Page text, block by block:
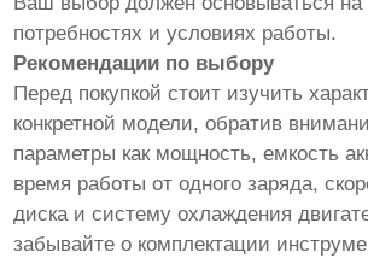
потребностях и условиях работы.
Рекомендации по выбору
Перед покупкой стоит изучить
конкретной модели, обратив
параметры как мощность, емкость
время работы от одного заряда,
диска и систему охлаждения
забывайте о комплектации